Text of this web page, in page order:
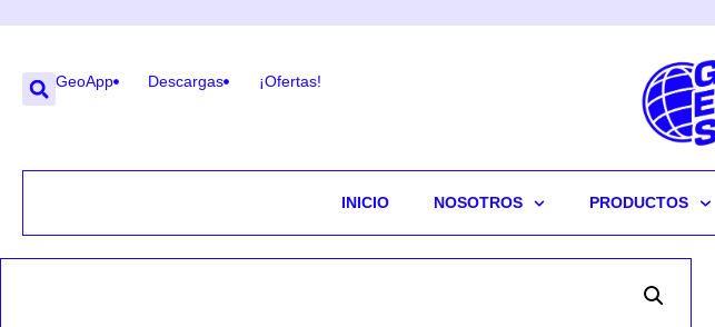
GeoApp Descargas ¡Ofertas!
INICIO NOSOTROS PRODUCTOS